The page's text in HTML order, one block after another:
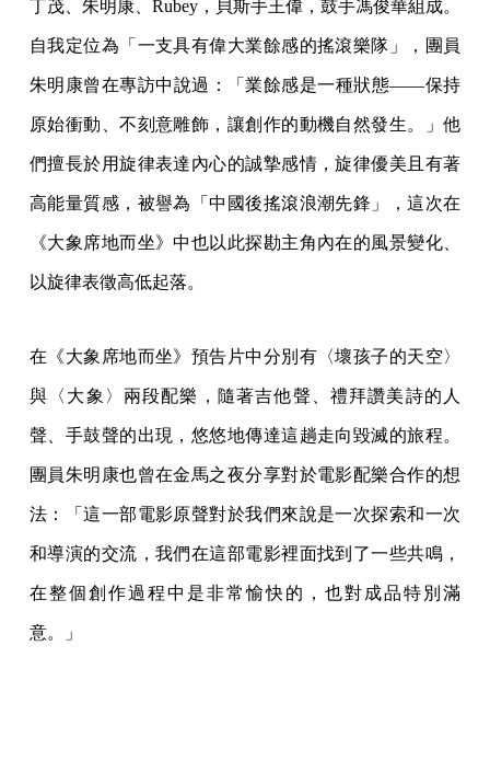
丁茂、朱明康、Rubey，貝斯手王偉，鼓手馮俊華組成。
自我定位為「一支具有偉大業餘感的搖滾樂隊」，團員
朱明康曾在專訪中說過：「業餘感是一種狀態——保持
原始衝動、不刻意雕飾，讓創作的動機自然發生。」他
們擅長於用旋律表達內心的誠摯感情，旋律優美且有著
高能量質感，被譽為「中國後搖滾浪潮先鋒」，這次在
《大象席地而坐》中也以此探勘主角內在的風景變化、
以旋律表徵高低起落。
在《大象席地而坐》預告片中分別有〈壞孩子的天空〉
與〈大象〉兩段配樂，隨著吉他聲、禮拜讚美詩的人
聲、手鼓聲的出現，悠悠地傳達這趟走向毀滅的旅程。
團員朱明康也曾在金馬之夜分享對於電影配樂合作的想
法：「這一部電影原聲對於我們來說是一次探索和一次
和導演的交流，我們在這部電影裡面找到了一些共鳴，
在整個創作過程中是非常愉快的，也對成品特別滿
意。」